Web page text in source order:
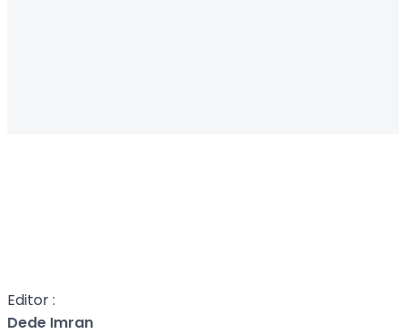
Editor :
Dede Imran